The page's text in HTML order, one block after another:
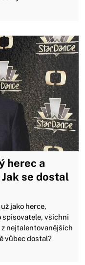
herec a
se dostal
jako herce,
spisovatele, všichni
z nejtalentovanějších
vůbec dostal?